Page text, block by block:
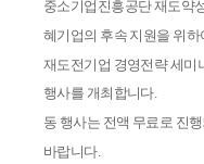
중소기업진흥공단 재도약
혜기업의 후속 지원을 위하
재도전기업 경영전략 세미
행사를 개최합니다.
동 행사는 전액 무료로 진
바랍니다.